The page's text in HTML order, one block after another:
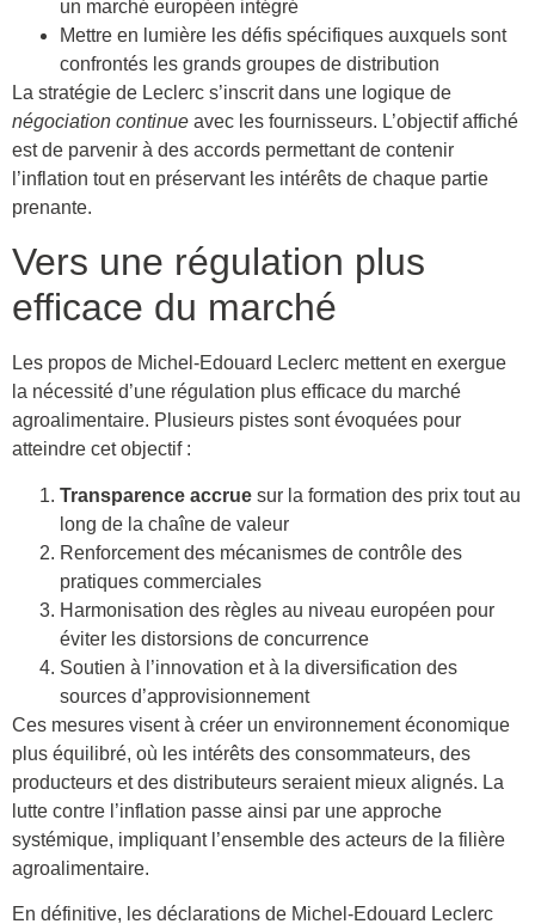
un marché européen intégré
Mettre en lumière les défis spécifiques auxquels sont
confrontés les grands groupes de distribution
La stratégie de Leclerc s’inscrit dans une logique de
négociation continue avec les fournisseurs. L’objectif affiché
est de parvenir à des accords permettant de contenir
l’inflation tout en préservant les intérêts de chaque partie
prenante.
Vers une régulation plus
efficace du marché
Les propos de Michel-Edouard Leclerc mettent en exergue
la nécessité d’une régulation plus efficace du marché
agroalimentaire. Plusieurs pistes sont évoquées pour
atteindre cet objectif :
Transparence accrue sur la formation des prix tout au
long de la chaîne de valeur
Renforcement des mécanismes de contrôle des
pratiques commerciales
Harmonisation des règles au niveau européen pour
éviter les distorsions de concurrence
Soutien à l’innovation et à la diversification des
sources d’approvisionnement
Ces mesures visent à créer un environnement économique
plus équilibré, où les intérêts des consommateurs, des
producteurs et des distributeurs seraient mieux alignés. La
lutte contre l’inflation passe ainsi par une approche
systémique, impliquant l’ensemble des acteurs de la filière
agroalimentaire.
En définitive, les déclarations de Michel-Edouard Leclerc